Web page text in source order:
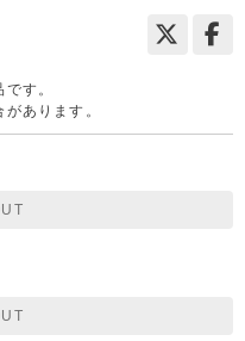
す。
あります。